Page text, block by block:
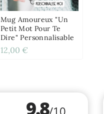
Mug Amoureux "Un
Petit Mot Pour Te
Dire" Personnalisable
12,00 €